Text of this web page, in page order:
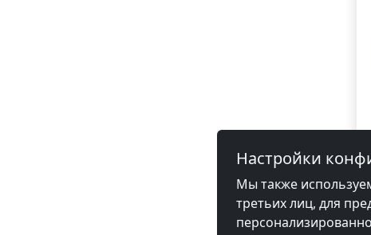
Настройки
Мы также
третьих лиц, для